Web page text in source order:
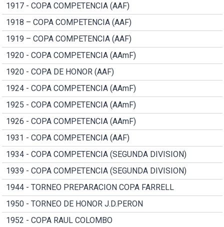
1917 - COPA COMPETENCIA (AAF)
1918 – COPA COMPETENCIA (AAF)
1919 – COPA COMPETENCIA (AAF)
1920 - COPA COMPETENCIA (AAmF)
1920 - COPA DE HONOR (AAF)
1924 - COPA COMPETENCIA (AAmF)
1925 - COPA COMPETENCIA (AAmF)
1926 - COPA COMPETENCIA (AAmF)
1931 - COPA COMPETENCIA (AAF)
1934 - COPA COMPETENCIA (SEGUNDA DIVISION)
1939 - COPA COMPETENCIA (SEGUNDA DIVISION)
1944 - TORNEO PREPARACION COPA FARRELL
1950 - TORNEO DE HONOR J.D.PERON
1952 - COPA RAUL COLOMBO